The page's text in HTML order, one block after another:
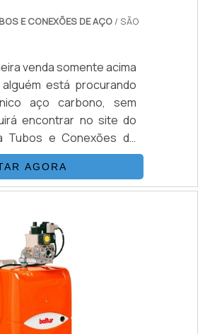
E CONEXÕES DE AÇO / SÃO
venda somente acima
alguém está procurando
aço carbono, sem
encontrar no site do
Tubos e Conexões de
cotação por meio da
área e descobrindo a
qualidade da área de
mecânico aço carbono,
profissionais do Grupo
e Conexões de Aço irá
com comprometimento
dos clientes.MAIS
O TUBO MECÂNICO AÇO
AGORA